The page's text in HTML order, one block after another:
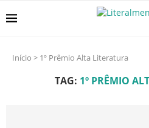
Início > 1º Prêmio Alta Literatura
TAG: 1º PRÊMIO